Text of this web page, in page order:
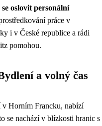
oslovit personální
práce v
i v České republice a rádi
pomohou.
a volný čas
v Horním Francku, nabízí
se nachází v blízkosti hranic s